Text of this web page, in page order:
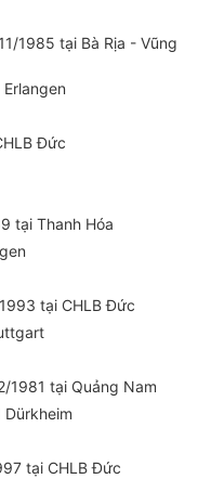
1985 tại Bà Rịa - Vũng
Đức
tại Thanh Hóa
tại CHLB Đức
1981 tại Quảng Nam
tại CHLB Đức